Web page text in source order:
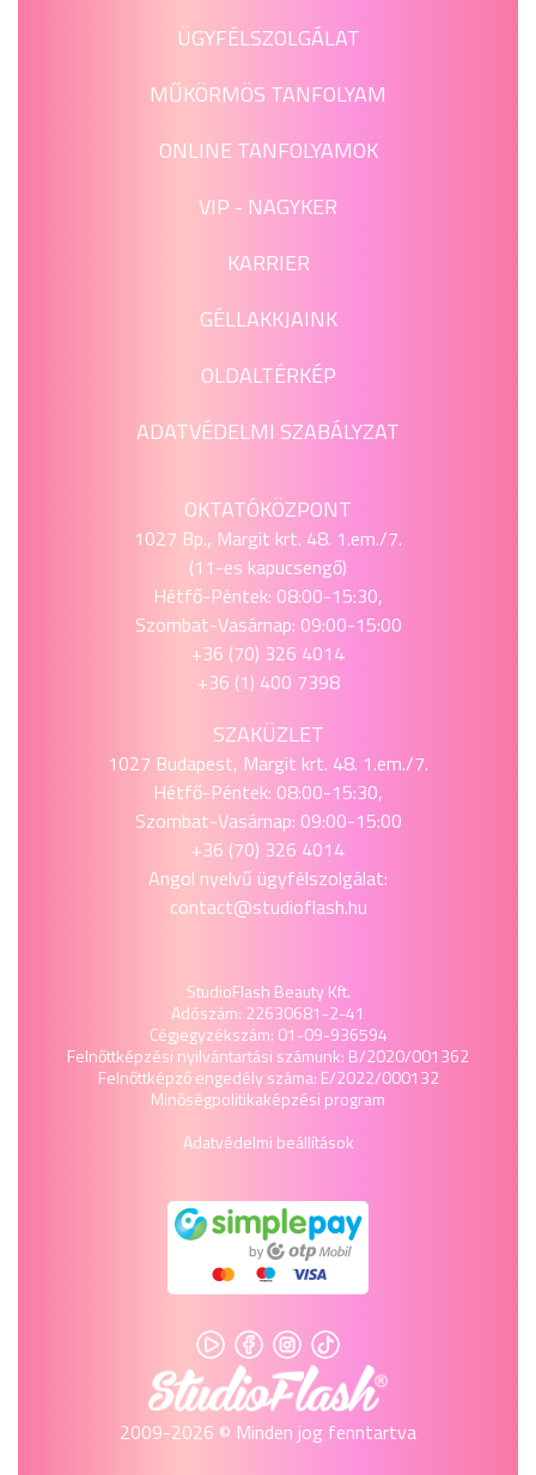
ÜGYFÉLSZOLGÁLAT
MŰKÖRMÖS TANFOLYAM
ONLINE TANFOLYAMOK
VIP - NAGYKER
KARRIER
GÉLLAKKJAINK
OLDALTÉRKÉP
ADATVÉDELMI SZABÁLYZAT
OKTATÓKÖZPONT
1027 Bp., Margit krt. 48. 1.em./7.
(11-es kapucsengő)
Hétfő-Péntek: 08:00-15:30,
Szombat-Vasárnap: 09:00-15:00
+36 (70) 326 4014
+36 (1) 400 7398
SZAKÜZLET
1027 Budapest, Margit krt. 48. 1.em./7.
Hétfő-Péntek: 08:00-15:30,
Szombat-Vasárnap: 09:00-15:00
+36 (70) 326 4014
Angol nyelvű ügyfélszolgálat:
contact@studioflash.hu
StudioFlash Beauty Kft.
Adószám: 22630681-2-41
Cégjegyzékszám: 01-09-936594
Felnőttképzési nyilvántartási számunk: B/2020/001362
Felnőttképző engedély száma: E/2022/000132
Minőségpolitikaképzési program
Adatvédelmi beállítások
2009-2026 © Minden jog fenntartva